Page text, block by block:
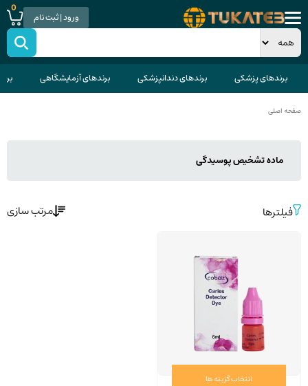
ورود | ثبت نام
0
برندهای پزشکی برندهای دندانپزشکی برندهای آزمایشگاهی
صفحه اصلی
ماده تشخیص پوسیدگی
فیلترها مرتب سازی
انتخاب گزینه ها